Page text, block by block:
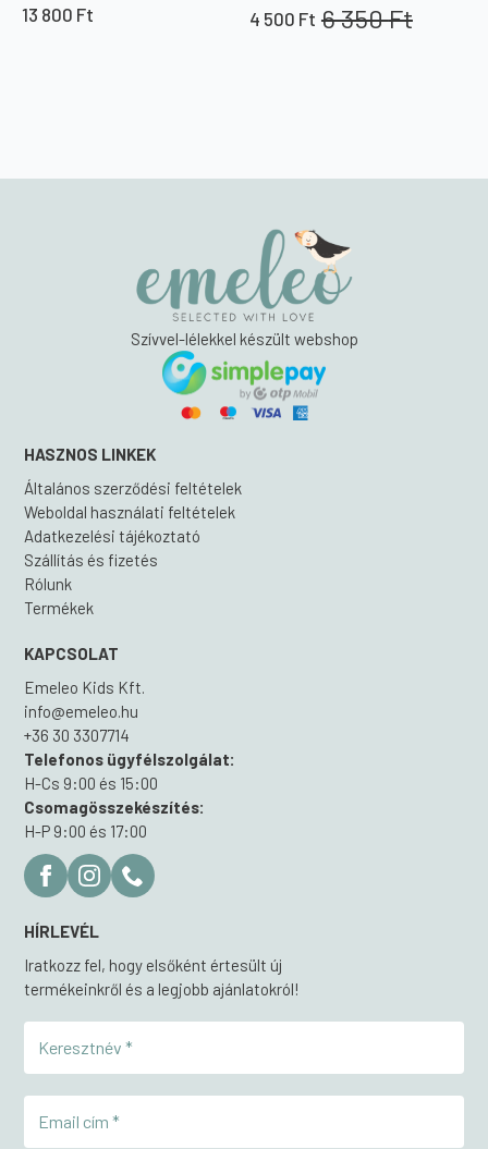
13 800 Ft 6 350Ft
Original
4 500 Ft
Current
Szívvel-lélekkel készült webshop
HASZNOS LINKEK
Általános szerződési feltételek
Weboldal használati feltételek
Adatkezelési tájékoztató
Szállítás és fizetés
Rólunk
Termékek
KAPCSOLAT
Emeleo Kids Kft.
info@emeleo.hu
+36 30 3307714
Telefonos ügyfélszolgálat:
H-Cs 9:00 és 15:00
Csomagösszekészítés:
H-P 9:00 és 17:00
HÍRLEVÉL
Iratkozz fel, hogy elsőként értesült új
termékeinkről és a legjobb ajánlatokról!